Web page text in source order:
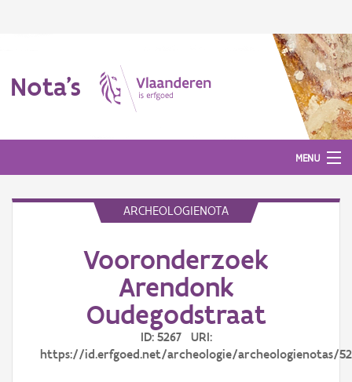
Nota's
MENU
ARCHEOLOGIENOTA
Vooronderzoek
Arendonk
Oudegodstraat
ID: 5267 URI:
https://id.erfgoed.net/archeologie/archeologienotas/